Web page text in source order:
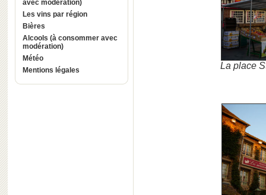
avec modération)
Les vins par région
Bières
Alcools (à consommer avec
modération)
Météo
Mentions légales
La place